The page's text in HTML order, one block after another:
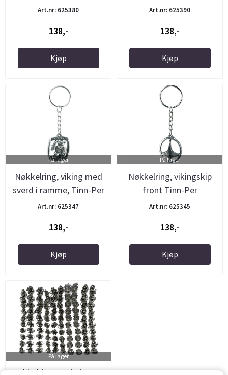
Art.nr: 625380
138,-
Kjøp
Art.nr: 625390
138,-
Kjøp
På lager
Nøkkelring, viking med
sverd i ramme, Tinn-Per
Art.nr: 625347
138,-
Kjøp
På lager
Nøkkelring, vikingskip
front Tinn-Per
Art.nr: 625345
138,-
Kjøp
På lager
Nøkkelringer mix *sett a